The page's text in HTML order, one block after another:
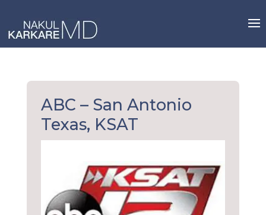
content
ABC – San Antonio
Texas, KSAT